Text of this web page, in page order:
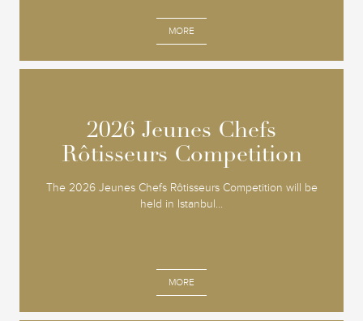
MORE
2026 Jeunes Chefs
Rôtisseurs Competition
The 2026 Jeunes Chefs Rôtisseurs Competition will be
held in Istanbul...
MORE
2026 Jeunes Chefs
Rôtisseurs Competition